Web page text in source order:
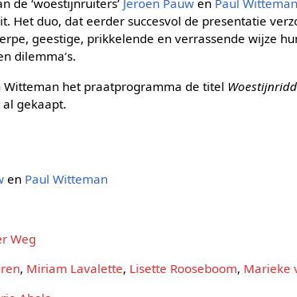
de ‘woestijnruiters’ Jeroen Pauw en Paul Witteman
Het duo, dat eerder succesvol de presentatie
geestige, prikkelende en verrassende wijze
dilemma’s.
Witteman het praatprogramma de titel
gekaapt.
en Paul Witteman
Weg
, Miriam Lavalette, Lisette Rooseboom, Marieke